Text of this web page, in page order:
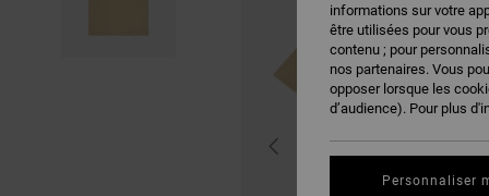
informations sur votre
être utilisées pour vous
contenu ; pour
nos partenaires. Vous
opposer lorsque les
d’audience). Pour plus
Personnaliser